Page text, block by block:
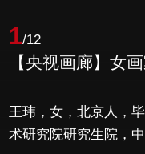
1/12
【央视画廊】女
王玮，女，北京人，
术研究院研究生院，